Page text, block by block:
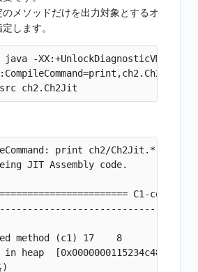
メソッドだけを出力対象とするオ
します。
java -
print ch2/Ch2Jit.* bool
JIT Assembly code.
C1-
method (c1) 17    8       3
heap
)